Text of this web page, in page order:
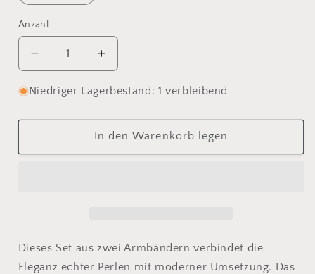
Anzahl
Anzahl
Verringere
die
Menge
Perlenarmband
neongelb
Erhöhe
die
Menge
Perlenarmband
petrol
neongelb
Niedriger Lagerbestand: 1 verbleibend
In den Warenkorb legen
Dieses Set aus zwei Armbändern verbindet die
Eleganz echter Perlen mit moderner Umsetzung. Das